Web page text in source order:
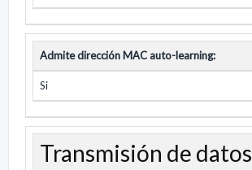
Admite dirección MAC auto-learning:
Si
Transmisión de datos